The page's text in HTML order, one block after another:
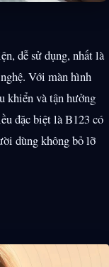
dễ sử dụng, nhất là
Với màn hình
khiển và tận hưởng
đặc biệt là B123 có
dùng không bỏ lỡ